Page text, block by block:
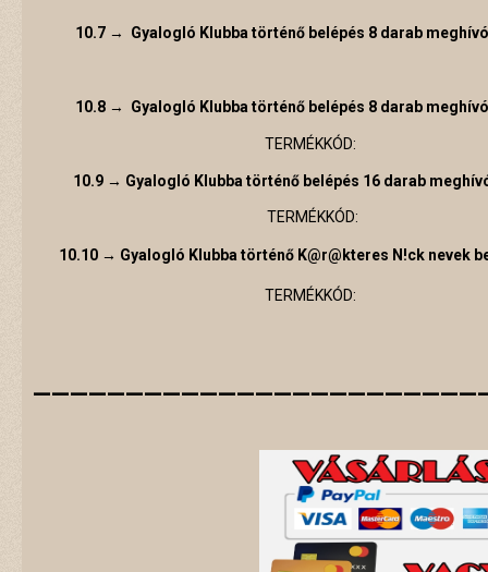
10.7 → Gyalogló Klubba történő belépés 8 darab
10.8 → Gyalogló Klubba történő belépés 8 darab
TERMÉKKÓD:
10.9 → Gyalogló Klubba történő belépés 16 darab
TERMÉKKÓD:
10.10 → Gyalogló Klubba történő K@r@kteres N!ck nevek
TERMÉKKÓD: